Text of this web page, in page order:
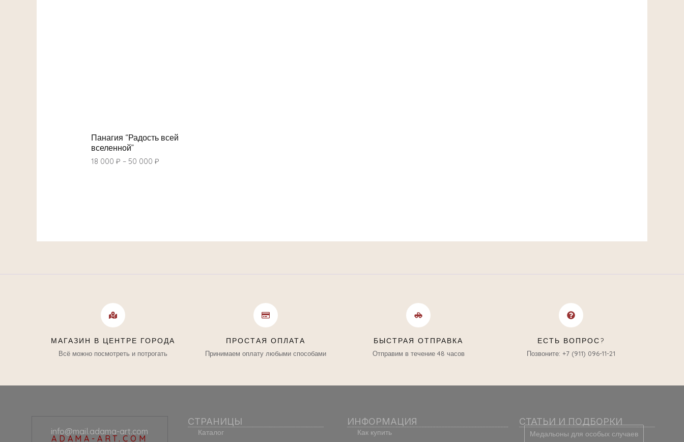
Панагия “Радость всей
вселенной”
18 000 ₽ – 50 000 ₽
МАГАЗИН В ЦЕНТРЕ ГОРОДА
Всё можно посмотреть и потрогать
ПРОСТАЯ ОПЛАТА
Принимаем оплату любыми способами
БЫСТРАЯ ОТПРАВКА
Отправим в течение 48 часов
ЕСТЬ ВОПРОС?
Позвоните: +7 (911) 096-11-21
info@mail.adama-art.com
ADAMA-ART.COM
СТРАНИЦЫ
Каталог
ИНФОРМАЦИЯ
Как купить
СТАТЬИ И ПОДБОРКИ
Медальоны для особых случаев